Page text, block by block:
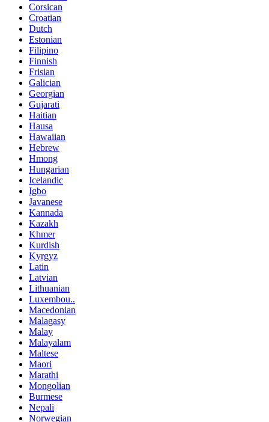
Corsican
Croatian
Dutch
Estonian
Filipino
Finnish
Frisian
Galician
Georgian
Gujarati
Haitian
Hausa
Hawaiian
Hebrew
Hmong
Hungarian
Icelandic
Igbo
Javanese
Kannada
Kazakh
Khmer
Kurdish
Kyrgyz
Latin
Latvian
Lithuanian
Luxembou..
Macedonian
Malagasy
Malay
Malayalam
Maltese
Maori
Marathi
Mongolian
Burmese
Nepali
Norwegian